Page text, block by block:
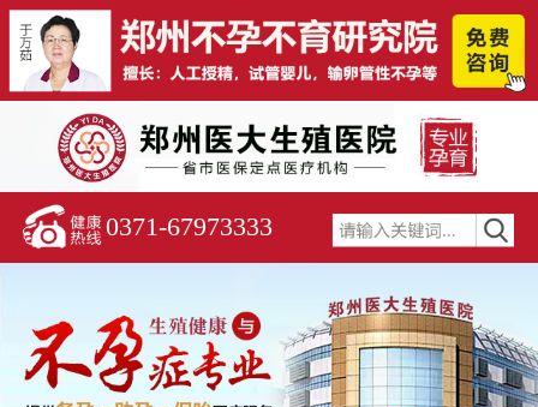
0371-67973333